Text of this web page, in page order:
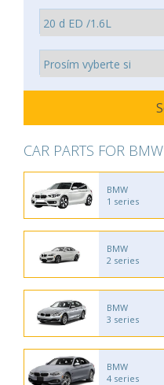
CAR PARTS FOR BMW
BMW
1 series
BMW
2 series
BMW
3 series
BMW
4 series